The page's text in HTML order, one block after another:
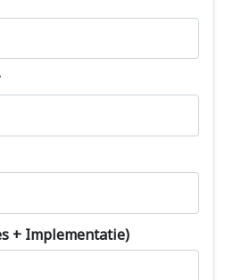
+ Implementatie)